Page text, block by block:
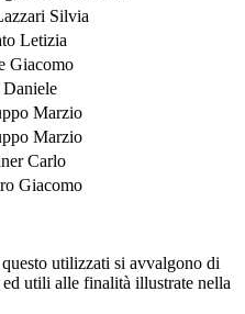
Silvia
Letizia
Giacomo
Daniele
Marzio
Marzio
Carlo
Giacomo
utilizzati si avvalgono di
utili alle finalità illustrate nella